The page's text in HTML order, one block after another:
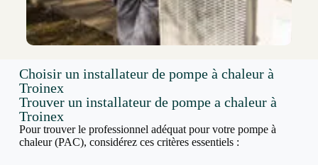
Choisir un installateur de pompe à chaleur à
Troinex
Trouver un installateur de pompe a chaleur à
Troinex
Pour trouver le professionnel adéquat pour votre pompe à
chaleur (PAC), considérez ces critères essentiels :